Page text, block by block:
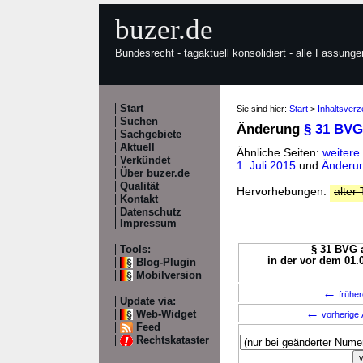
buzer.de
Bundesrecht - tagaktuell konsolidiert - alle
Start
Suchen
Sachgebiete
Aktuell
Verkündet
Über buzer.de
Qualität
Kontakt
Datenschutz
Impressum
Tools:
Blog-Plugin
Mobilversion
Update via:
Web-Widget
Feed
Rechtskataster
Sie sind hier: Start >
Änderung § 31 BVG
Ähnliche Seiten: weitere
1. Juli 2015 und
Hervorhebungen:
alter
§ 31 BVG
in der vor dem
←
← vorherige